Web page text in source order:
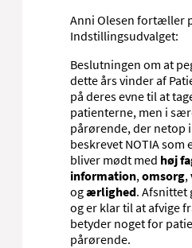
Anni Olesen fortæller
Indstillingsudvalget:
Beslutningen om at
dette års vinder af
på deres evne til at
patienterne, men i
pårørende, der netop
beskrevet NOTIA som
bliver mødt med høj
information, omsorg,
ogærlighed. Afsnittet
og er klar til at afvige
betyder noget for
pårørende.